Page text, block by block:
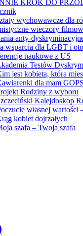
KROK DO
wychowawcze dla
wieczory
anty-
wsparcia dla LGBT i
naukowe z US
Testów
jest kobieta, która
dla mam
Rodziny z wyboru
Kalejdoskop
własnej wartości
kobiet dojrzałych
szafa – Twoja szafa